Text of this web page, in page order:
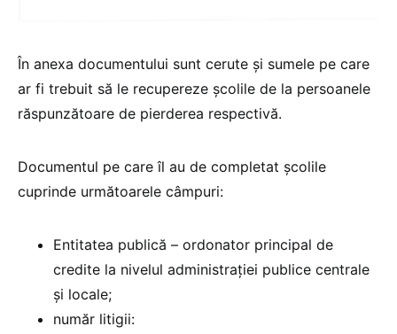
În anexa documentului sunt cerute și sumele pe care
ar fi trebuit să le recupereze școlile de la persoanele
răspunzătoare de pierderea respectivă.
Documentul pe care îl au de completat școlile
cuprinde următoarele câmpuri:
Entitatea publică – ordonator principal de
credite la nivelul administrației publice centrale
și locale;
număr litigii: